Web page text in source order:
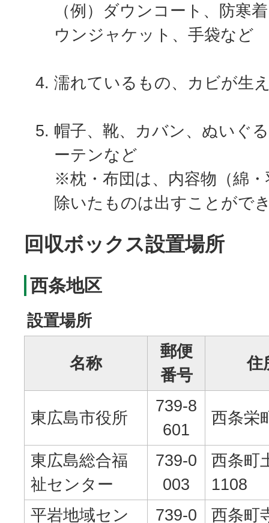
（例）ダウンコート、防寒
ウンジャケット、手袋など
濡れているもの、カビが生
帽子、靴、カバン、ぬいぐ
ーテンなど
※枕・布団は、内容物（綿
除いたものは出すことがで
回収ボックス設置場所
西条地区
設置場所
名称
郵便
番号
住
東広島市役所
739-8
601
西条栄
東広島総合福
祉センター
739-0
003
西条町
1108
平岩地域セン
739-0 西条町